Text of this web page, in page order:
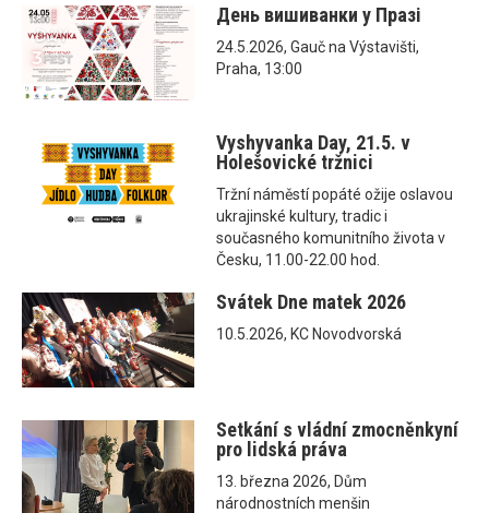
День вишиванки у Празі
24.5.2026, Gauč na Výstavišti,
Praha, 13:00
Vyshyvanka Day, 21.5. v
Holešovické tržnici
Tržní náměstí popáté ožije oslavou
ukrajinské kultury, tradic i
současného komunitního života v
Česku, 11.00-22.00 hod.
Svátek Dne matek 2026
10.5.2026, KC Novodvorská
Setkání s vládní zmocněnkyní
pro lidská práva
13. března 2026, Dům
národnostních menšin